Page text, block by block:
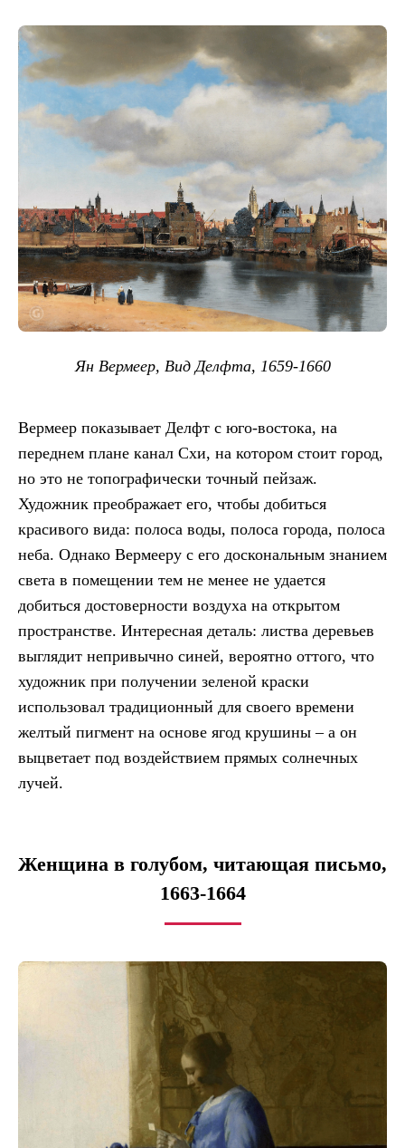
Ян Вермеер, Вид Делфта, 1659-1660
Вермеер показывает Делфт с юго-востока, на
переднем плане канал Схи, на котором стоит город,
но это не топографически точный пейзаж.
Художник преображает его, чтобы добиться
красивого вида: полоса воды, полоса города, полоса
неба. Однако Вермееру с его доскональным знанием
света в помещении тем не менее не удается
добиться достоверности воздуха на открытом
пространстве. Интересная деталь: листва деревьев
выглядит непривычно синей, вероятно оттого, что
художник при получении зеленой краски
использовал традиционный для своего времени
желтый пигмент на основе ягод крушины – а он
выцветает под воздействием прямых солнечных
лучей.
Женщина в голубом, читающая письмо,
1663-1664